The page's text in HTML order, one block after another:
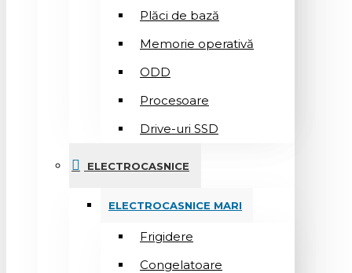
Plăci de bază
Memorie operativă
ODD
Procesoare
Drive-uri SSD
ELECTROCASNICE
ELECTROCASNICE MARI
Frigidere
Congelatoare